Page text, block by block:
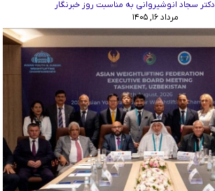
سجاد انوشیروانی به مناسبت روز خبرنگار
مرداد ۱۶, ۱۴۰۵